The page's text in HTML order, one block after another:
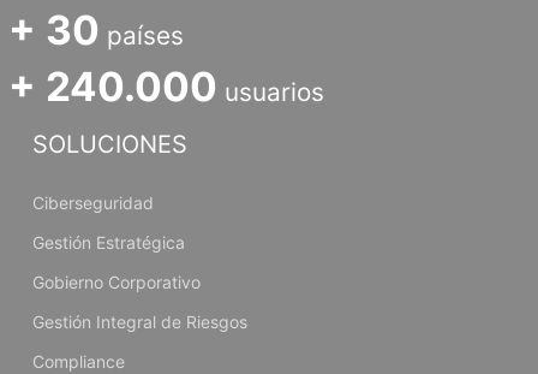
+ 30 países
+ 240.000 usuarios
SOLUCIONES
Ciberseguridad
Gestión Estratégica
Gobierno Corporativo
Gestión Integral de Riesgos
Compliance